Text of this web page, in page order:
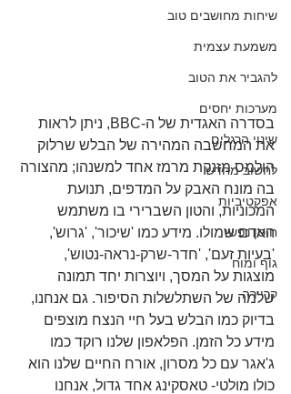
שיחות מחושבים טוב
משמעת עצמית
להגביר את הטוב
מערכות יחסים
שינוי הרגלים
לחשוב מחדש
אפקטיביות
חוסן נפשי
גוף ומוח
קריירה
בסדרה האגדית של ה-BBC, ניתן לראות
את המחשבה המהירה של הבלש שרלוק
הולמס מזנקת מרמז אחד למשנהו; מהצורה
בה מונח האבק על המדפים, תנועת
המכוניות, והטון השברירי בו משתמש
האדם שמולו. מידע כמו 'שיכור', 'גרוש',
'בעיות זעם', 'חדר-שרק-נראה-נטוש',
מוצגות על המסך, ויוצרות יחד תמונה
שלמה של השתלשלות הסיפור. גם אנחנו,
בדיוק כמו הבלש בעל חיי הנצח מוצפים
מידע כל הזמן. הפלאפון שלנו רוקד כמו
ג'אגר עם כל מסרון, אורח החיים שלנו הוא
כולו מולטי- טאסקינג אחד גדול, אנחנו